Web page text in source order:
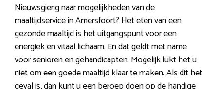
Nieuwsgierig naar mogelijkheden van de
maaltijdservice in Amersfoort? Het eten van een
gezonde maaltijd is het uitgangspunt voor een
energiek en vitaal lichaam. En dat geldt met name
voor senioren en gehandicapten. Mogelijk lukt het u
niet om een goede maaltijd klaar te maken. Als dit het
geval is, dan kunt u een beroep doen op de handige